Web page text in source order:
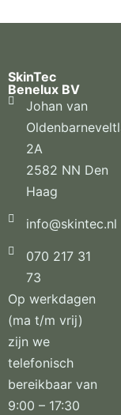
SkinTec
Benelux BV
Johan van
2A
2582 NN Den
Haag
info@skintec.nl
070 217 31
73
Op werkdagen
(ma t/m vrij)
zijn we
telefonisch
bereikbaar van
9:00 – 17:30